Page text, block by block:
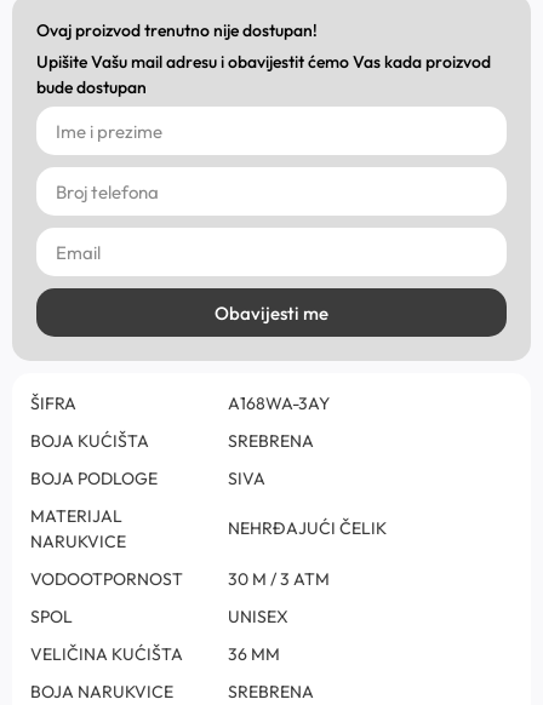
Ovaj proizvod trenutno nije dostupan!
Upišite Vašu mail adresu i obavijestit ćemo Vas kada proizvod
bude dostupan
Obavijesti me
ŠIFRA
A168WA-3AY
BOJA KUĆIŠTA
SREBRENA
BOJA PODLOGE
SIVA
MATERIJAL
NARUKVICE
NEHRĐAJUĆI ČELIK
VODOOTPORNOST
30 M / 3 ATM
SPOL
UNISEX
VELIČINA KUĆIŠTA
36 MM
BOJA NARUKVICE
SREBRENA